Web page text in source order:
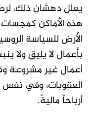
هذه الأماكن
الأرض للسياسة
بأعمال لا يليق ولا
أعمال غير مشروعة
العقوبات، وفي
أرباحاً ماليةً.